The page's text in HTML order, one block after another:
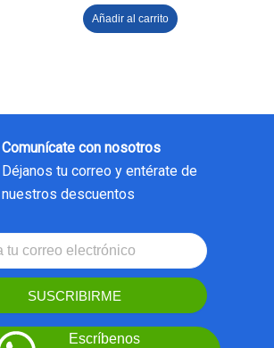
Añadir al carrito
Comunícate con nosotros
Déjanos tu correo y entérate de
nuestros descuentos
SUSCRIBIRME
Escríbenos